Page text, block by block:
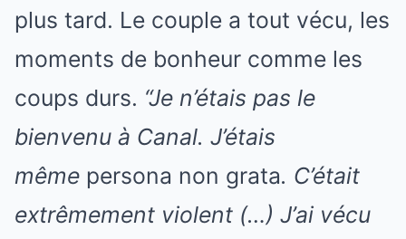
plus tard. Le couple a tout vécu, les
moments de bonheur comme les
coups durs. “Je n’étais pas le
bienvenu à Canal. J’étais
même persona non grata. C’était
extrêmement violent (…) J’ai vécu